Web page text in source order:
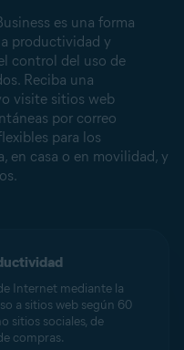
es una forma
productividad y
control del uso de
Reciba una
visite sitios web
por correo
para los
en casa o en movilidad, y
Internet mediante la
a sitios web según 60
sitios sociales, de
compras.